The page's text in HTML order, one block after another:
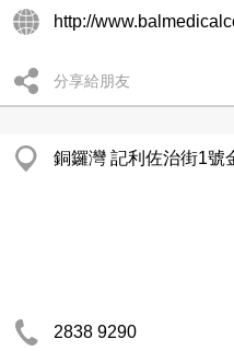
http://
分享給朋友
銅鑼灣 記利佐治街1號
2838 9290